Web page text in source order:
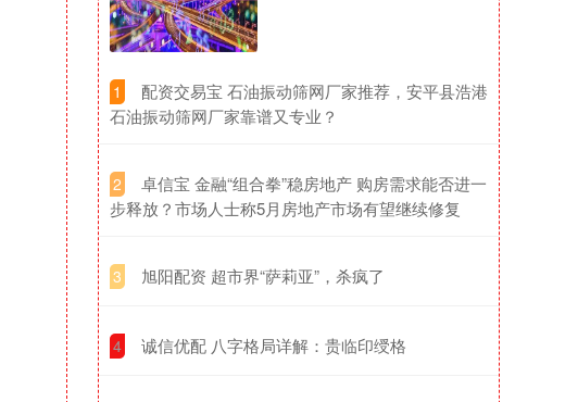
1
​配资交易宝 石油振动筛网厂家推荐，安平县浩港
石油振动筛网厂家靠谱又专业？
2
​卓信宝 金融“组合拳”稳房地产 购房需求能否进一
步释放？市场人士称5月房地产市场有望继续修复
3 ​旭阳配资 超市界“萨莉亚”，杀疯了
4 ​诚信优配 八字格局详解：贵临印绶格